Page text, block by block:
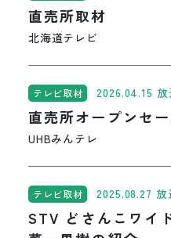
直売所取材
北海道テレビ
テレビ取材 2026.04.15 放
直売所オープンセ
UHBみんテレ
テレビ取材 2025.08.27 放
STV どさんこワイ